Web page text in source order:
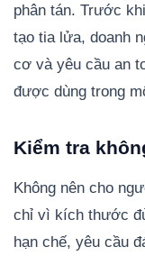
phân tán. Trước
tạo tia lửa, doanh
cơ và yêu cầu an
được dùng trong
Kiểm tra
Không nên cho
chỉ vì kích thước
hạn chế, yêu cầu